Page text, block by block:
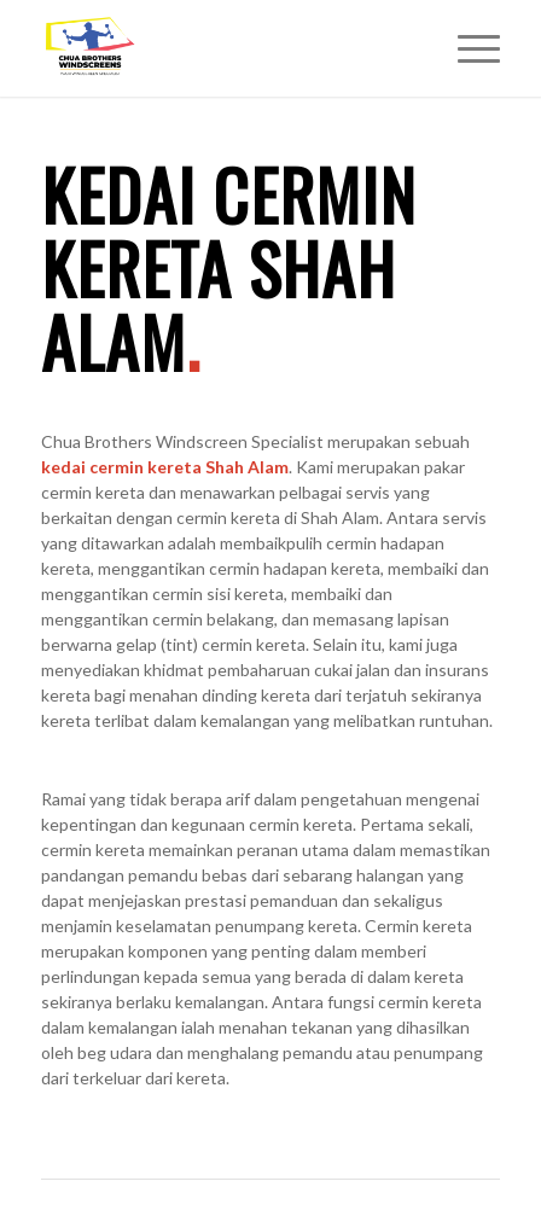
KEDAI CERMIN
KERETA SHAH
ALAM.
Chua Brothers Windscreen Specialist merupakan sebuah
kedai cermin kereta Shah Alam. Kami merupakan pakar
cermin kereta dan menawarkan pelbagai servis yang
berkaitan dengan cermin kereta di Shah Alam. Antara servis
yang ditawarkan adalah membaikpulih cermin hadapan
kereta, menggantikan cermin hadapan kereta, membaiki dan
menggantikan cermin sisi kereta, membaiki dan
menggantikan cermin belakang, dan memasang lapisan
berwarna gelap (tint) cermin kereta. Selain itu, kami juga
menyediakan khidmat pembaharuan cukai jalan dan insurans
kereta bagi menahan dinding kereta dari terjatuh sekiranya
kereta terlibat dalam kemalangan yang melibatkan runtuhan.
Ramai yang tidak berapa arif dalam pengetahuan mengenai
kepentingan dan kegunaan cermin kereta. Pertama sekali,
cermin kereta memainkan peranan utama dalam memastikan
pandangan pemandu bebas dari sebarang halangan yang
dapat menjejaskan prestasi pemanduan dan sekaligus
menjamin keselamatan penumpang kereta. Cermin kereta
merupakan komponen yang penting dalam memberi
perlindungan kepada semua yang berada di dalam kereta
sekiranya berlaku kemalangan. Antara fungsi cermin kereta
dalam kemalangan ialah menahan tekanan yang dihasilkan
oleh beg udara dan menghalang pemandu atau penumpang
dari terkeluar dari kereta.